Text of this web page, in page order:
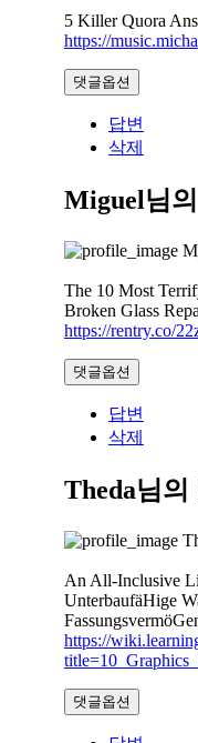
5 Killer Quora
https://
댓글옵션
답변
삭제
Miguel님
The 10 Most
Broken Glass
https://rentry.co/
댓글옵션
답변
삭제
Theda님의
An All-Inclusive
UnterbaufäHige
https://
댓글옵션